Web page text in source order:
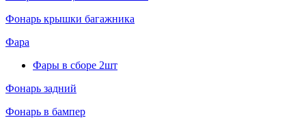
Фонарь крышки багажника
Фара
Фары в сборе 2шт
Фонарь задний
Фонарь в бампер